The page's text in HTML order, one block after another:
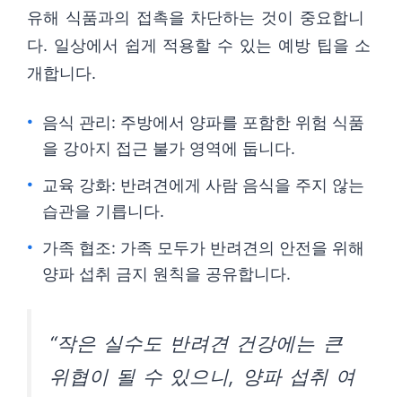
유해 식품과의 접촉을 차단하는 것이 중요합니
다. 일상에서 쉽게 적용할 수 있는 예방 팁을 소
개합니다.
음식 관리: 주방에서 양파를 포함한 위험 식품
을 강아지 접근 불가 영역에 둡니다.
교육 강화: 반려견에게 사람 음식을 주지 않는
습관을 기릅니다.
가족 협조: 가족 모두가 반려견의 안전을 위해
양파 섭취 금지 원칙을 공유합니다.
“작은 실수도 반려견 건강에는 큰
위협이 될 수 있으니, 양파 섭취 여